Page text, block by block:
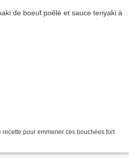
recette pour emmener ces bouchées fort